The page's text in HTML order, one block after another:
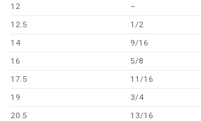
12
–
12.5
1/2
14
9/16
16
5/8
17.5
11/16
19
3/4
20.5
13/16